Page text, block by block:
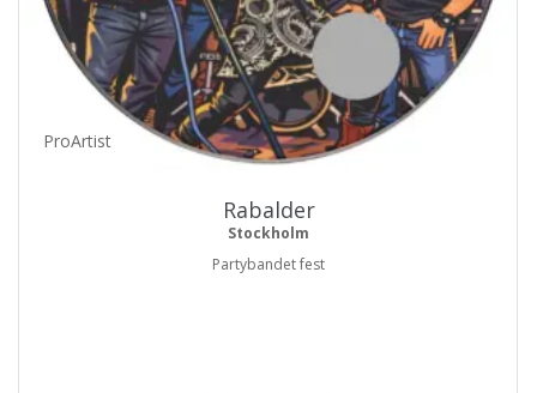
ProArtist
Rabalder
Stockholm
Partybandet fest